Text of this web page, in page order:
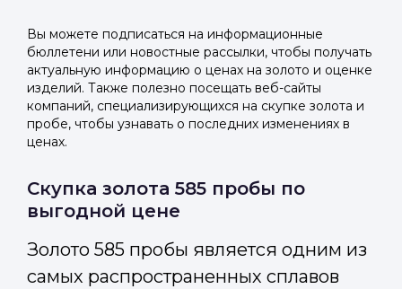
Вы можете подписаться на информационные
бюллетени или новостные рассылки, чтобы получать
актуальную информацию о ценах на золото и оценке
изделий. Также полезно посещать веб-сайты
компаний, специализирующихся на скупке золота и
пробе, чтобы узнавать о последних изменениях в
ценах.
Скупка золота 585 пробы по
выгодной цене
Золото 585 пробы является одним из
самых распространенных сплавов